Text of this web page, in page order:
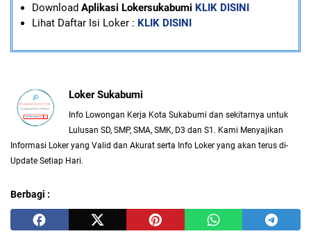
Download Aplikasi Lokersukabumi KLIK DISINI
Lihat Daftar Isi Loker : KLIK DISINI
Loker Sukabumi
Info Lowongan Kerja Kota Sukabumi dan sekitarnya untuk
Lulusan SD, SMP, SMA, SMK, D3 dan S1. Kami Menyajikan
Informasi Loker yang Valid dan Akurat serta Info Loker yang akan terus di-
Update Setiap Hari.
Berbagi :